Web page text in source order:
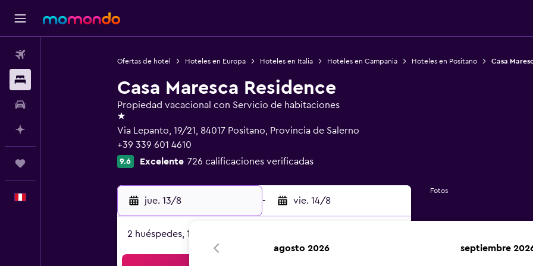
Ofertas de hotel Hoteles en Europa Hoteles en Italia Hoteles en Campania Hoteles en Positano Casa
Casa Maresca Residence
Propiedad vacacional con Servicio de habitaciones
1 estrella
Via Lepanto, 19/21, 84017 Positano, Provincia de Salerno
+39 339 601 4610
9.6 Excelente 726 calificaciones verificadas
jue. 13/8 - vie. 14/8
2 huéspedes, 1 habitación
Fotos
agosto 2026 septiembre